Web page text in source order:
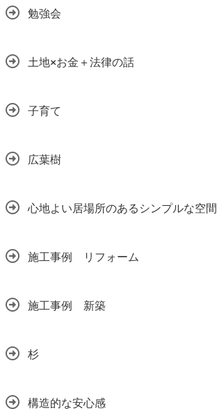
勉強会
土地×お金＋法律の話
子育て
広葉樹
心地よい居場所のあるシンプルな空間
施工事例 リフォーム
施工事例 新築
杉
構造的な安心感